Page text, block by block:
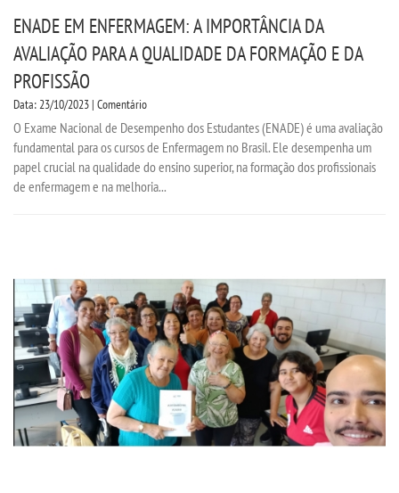
ENADE EM ENFERMAGEM: A IMPORTÂNCIA DA
AVALIAÇÃO PARA A QUALIDADE DA FORMAÇÃO E DA
PROFISSÃO
Data: 23/10/2023 | Comentário
O Exame Nacional de Desempenho dos Estudantes (ENADE) é uma avaliação
fundamental para os cursos de Enfermagem no Brasil. Ele desempenha um
papel crucial na qualidade do ensino superior, na formação dos profissionais
de enfermagem e na melhoria...